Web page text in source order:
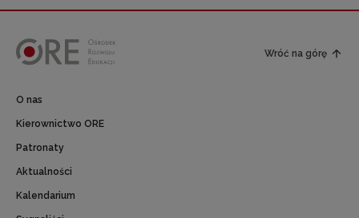
Wróć na górę
O nas
Kierownictwo ORE
Patronaty
Aktualności
Kalendarium